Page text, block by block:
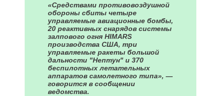
«Средствами противовоздушной
обороны сбиты четыре
управляемые авиационные бомбы,
20 реактивных снарядов системы
залпового огня HIMARS
производства США, три
управляемые ракеты большой
дальности "Нептун" и 370
беспилотных летательных
аппаратов самолетного типа», —
говорится в сообщении
ведомства.